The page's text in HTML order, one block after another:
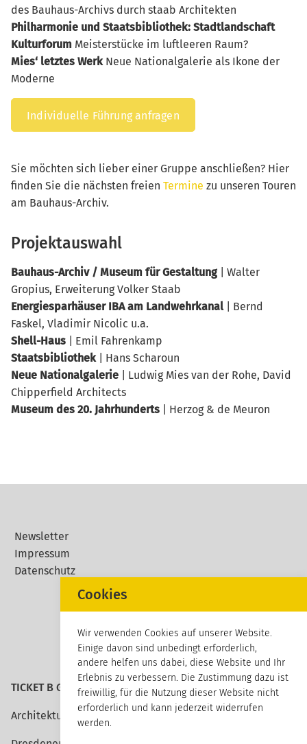
des Bauhaus-Archivs durch staab Architekten
Philharmonie und Staatsbibliothek: Stadtlandschaft
Kulturforum Meisterstücke im luftleeren Raum?
Mies‘ letztes Werk Neue Nationalgalerie als Ikone der
Moderne
Individuelle Führung anfragen
Sie möchten sich lieber einer Gruppe anschließen? Hier
finden Sie die nächsten freien Termine zu unseren Touren
am Bauhaus-Archiv.
Projektauswahl
Bauhaus-Archiv / Museum für Gestaltung
| Walter
Gropius, Erweiterung Volker Staab
Energiesparhäuser IBA am Landwehrkanal
| Bernd
Faskel, Vladimir Nicolic u.a.
Shell-Haus | Emil Fahrenkamp
Staatsbibliothek
| Hans Scharoun
Neue Nationalgalerie
| Ludwig Mies van der Rohe, David
Chipperfield Architects
Museum des 20. Jahrhunderts | Herzog & de Meuron
Newsletter
Impressum
Datenschutz
TICKET B GmbH
Architektur erleben
Cookies
Wir verwenden Cookies auf unserer Website.
Einige davon sind unbedingt erforderlich,
andere helfen uns dabei, diese Website und Ihr
Erlebnis zu verbessern. Die Zustimmung dazu ist
freiwillig, für die Nutzung dieser Website nicht
erforderlich und kann jederzeit widerrufen
werden.